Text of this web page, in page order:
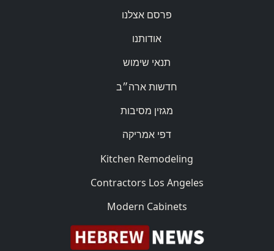
פרסם אצלנו
אודותנו
תנאי שימוש
חדשות ארה״ב
מגזין מסיבות
דפי אמריקה
Kitchen Remodeling
Contractors Los Angeles
Modern Cabinets